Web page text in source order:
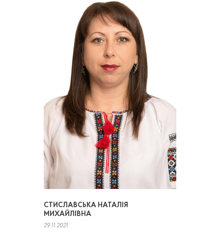
СТИСЛАВСЬКА НАТАЛІЯ
МИХАЙЛІВНА
29.11.2021